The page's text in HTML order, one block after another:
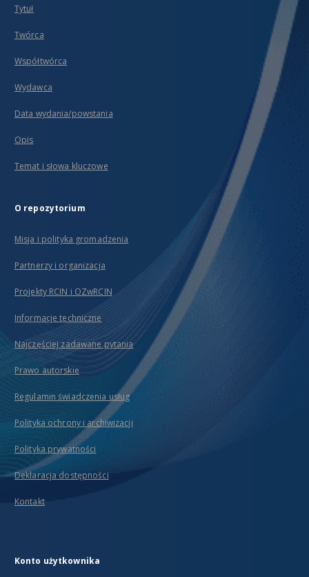
Tytuł
Twórca
Współtwórca
Wydawca
Data wydania/powstania
Opis
Temat i słowa kluczowe
O repozytorium
Misja i polityka gromadzenia
Partnerzy i organizacja
Projekty RCIN i OZwRCIN
Informacje techniczne
Najczęściej zadawane pytania
Prawo autorskie
Regulamin świadczenia usług
Polityka ochrony i archiwizacji
Polityka prywatności
Deklaracja dostępności
Kontakt
Konto użytkownika